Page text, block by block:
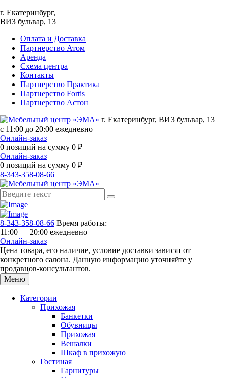
г. Екатеринбург,
ВИЗ бульвар, 13
Оплата и Доставка
Партнерство Атом
Аренда
Схема центра
Контакты
Партнерство Практика
Партнерство Fortis
Партнерство Астон
г. Екатеринбург, ВИЗ бульвар, 13
с 11:00 до 20:00 ежедневно
Онлайн-заказ
0 позиций на сумму 0 ₽
Онлайн-заказ
0 позиций на сумму 0 ₽
8-343-358-08-66
8-343-358-08-66 Время работы:
11:00 — 20:00 ежедневно
Онлайн-заказ
Цена товара, его наличие, условие доставки зависят от
конкретного салона. Данную информацию уточняйте у
продавцов-консультантов.
Меню
Категории
Прихожая
Банкетки
Обувницы
Прихожая
Вешалки
Шкаф в прихожую
Гостиная
Гарнитуры